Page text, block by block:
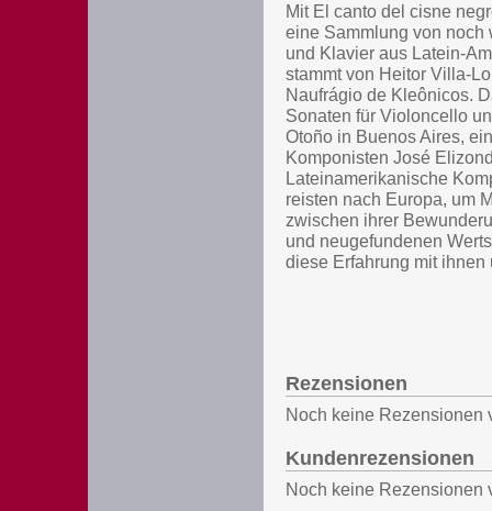
Mit El canto del cisne
eine Sammlung von
und Klavier aus Latein-
stammt von Heitor Villa-
Naufrágio de Kleônicos.
Sonaten für Violoncello
Otoño in Buenos Aires,
Komponisten José
Lateinamerikanische
reisten nach Europa, um
zwischen ihrer
und neugefundenen
diese Erfahrung mit ihnen
Rezensionen
Noch keine Rezensionen
Kundenrezensionen
Noch keine Rezensionen